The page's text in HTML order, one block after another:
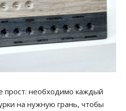
прост: необходимо каждый
на нужную грань, чтобы